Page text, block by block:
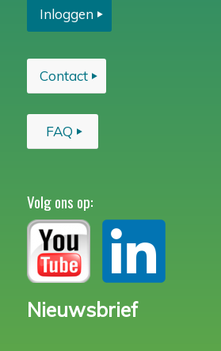
Inloggen
Contact
FAQ
Volg ons op:
Nieuwsbrief